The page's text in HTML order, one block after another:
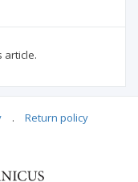
article.
. Return policy